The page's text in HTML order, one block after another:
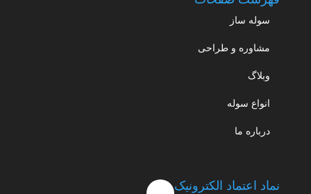
سوله ساز
مشاوره و طراحی
وبلاگ
انواع سوله
درباره ما
نماد اعتماد الکترونیک